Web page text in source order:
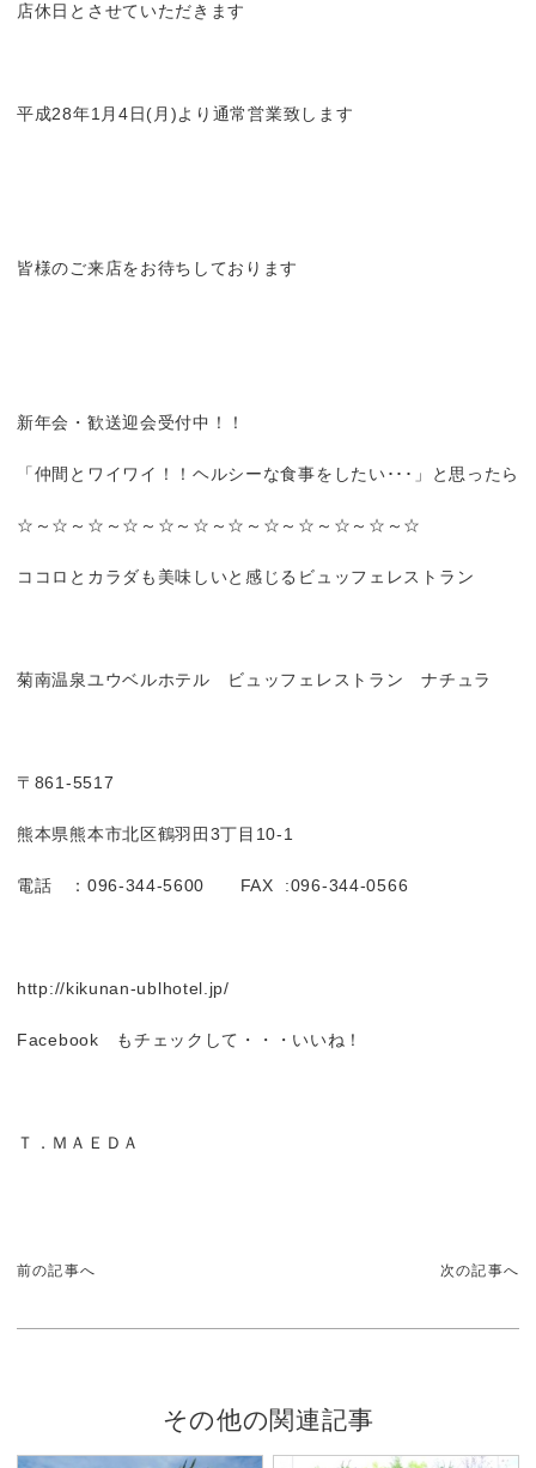
店休日とさせていただきます
平成28年1月4日(月)より通常営業致します
皆様のご来店をお待ちしております
新年会・歓送迎会受付中！！
「仲間とワイワイ！！ヘルシーな食事をしたい･･･」と思ったら
☆～☆～☆～☆～☆～☆～☆～☆～☆～☆～☆～☆
ココロとカラダも美味しいと感じるビュッフェレストラン
菊南温泉ユウベルホテル ビュッフェレストラン ナチュラ
〒861-5517
熊本県熊本市北区鶴羽田3丁目10-1
電話 ：096-344-5600 FAX :096-344-0566
http://kikunan-ublhotel.jp/
Facebook もチェックして・・・いいね！
Ｔ．ＭＡＥＤＡ
前の記事へ 次の記事へ
その他の関連記事